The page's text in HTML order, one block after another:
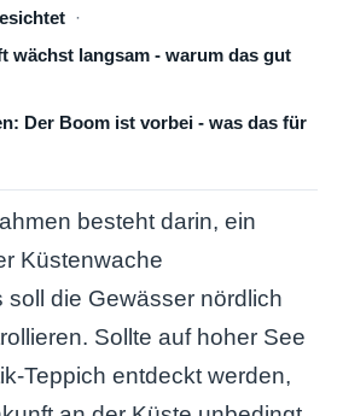
wächst langsam - warum das gut
Der Boom ist vorbei - was das für
besteht darin, ein
Küstenwache
soll die Gewässer nördlich
Sollte auf hoher See
Teppich entdeckt werden,